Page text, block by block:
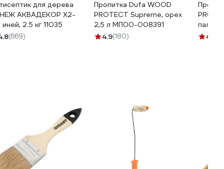
для дерева
АКВАДЕКОР Х2-
иней, 2.5 кг 11035
(669)
Пропитка Dufa WOOD
PROTECT Supreme, орех
2,5 л МП00-008391
4.9(180) 4.9